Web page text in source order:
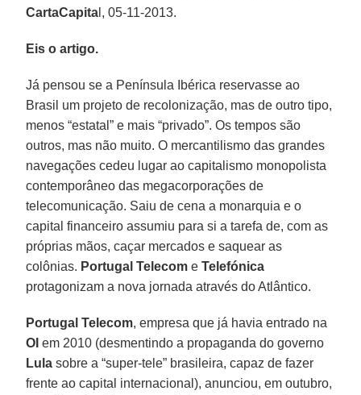
CartaCapita l, 05-11-2013.
Eis o artigo.
Já pensou se a Península Ibérica reservasse ao
Brasil um projeto de recolonização, mas de outro tipo,
menos “estatal” e mais “privado”. Os tempos são
outros, mas não muito. O mercantilismo das grandes
navegações cedeu lugar ao capitalismo monopolista
contemporâneo das megacorporações de
telecomunicação. Saiu de cena a monarquia e o
capital financeiro assumiu para si a tarefa de, com as
próprias mãos, caçar mercados e saquear as
colônias. Portugal Telecom eTelefónica
protagonizam a nova jornada através do Atlântico.
Portugal Telecom, empresa que já havia entrado na
OI em 2010 (desmentindo a propaganda do governo
Lula sobre a “super-tele” brasileira, capaz de fazer
frente ao capital internacional), anunciou, em outubro,